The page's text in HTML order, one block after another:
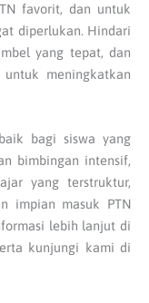
favorit, dan untuk
diperlukan. Hindari
yang tepat, dan
meningkatkan
bagi siswa yang
bimbingan intensif,
yang terstruktur,
impian masuk PTN
lebih lanjut di
kunjungi kami di